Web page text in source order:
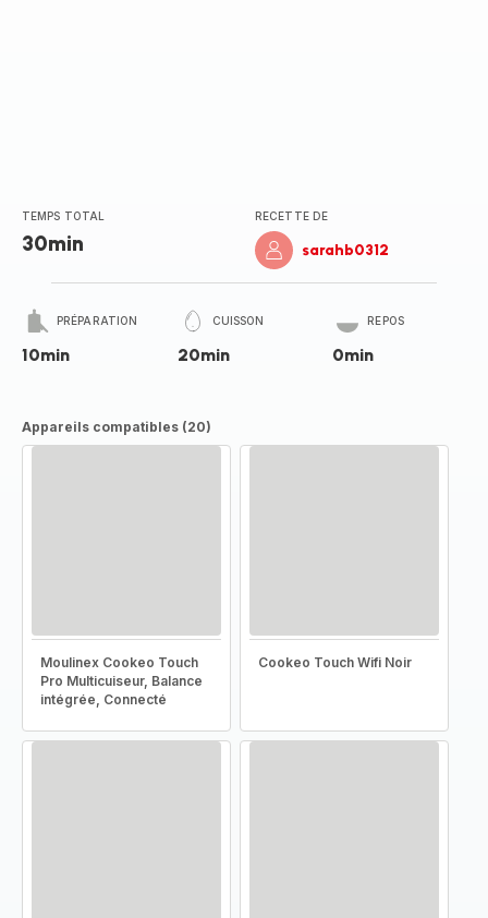
TEMPS TOTAL
30min
RECETTE DE
sarahb0312
PRÉPARATION
10min
CUISSON
20min
REPOS
0min
Appareils compatibles (20)
Moulinex Cookeo Touch
Pro Multicuiseur, Balance
intégrée, Connecté
Cookeo Touch Wifi Noir